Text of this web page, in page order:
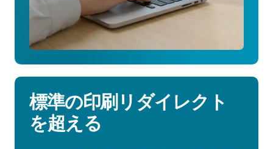
標準の印刷リダイレクト
を超える